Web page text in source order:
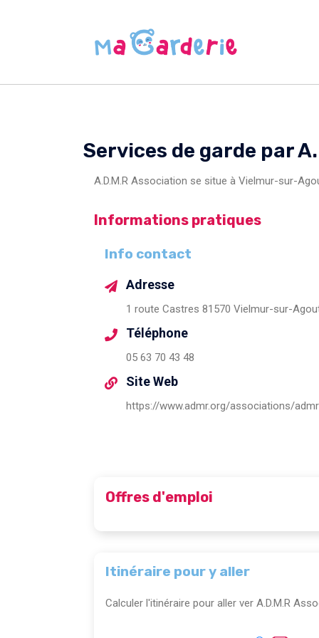
Services de garde par
A.D.M.R Association se situe à Vielmur-sur-
Informations pratiques
Info contact
Adresse
1 route Castres 81570 Vielmur-sur-
Téléphone
05 63 70 43 48
Site Web
Offres d'emploi
Itinéraire pour y aller
Calculer l'itinéraire pour aller ver A.D.M.R